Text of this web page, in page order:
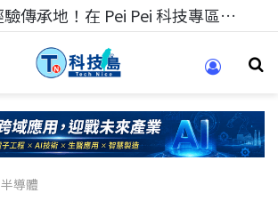
科技人的經驗傳承地！在 Pei Pei 科技專區，與學弟妹交流最硬核的技術
半導體